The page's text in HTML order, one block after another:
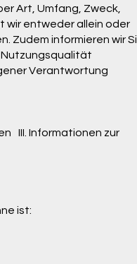
Art, Umfang, Zweck,
wir entweder allein oder
Zudem informieren wir
Nutzungsqualität
Verantwortung
III. Informationen zur
ist: